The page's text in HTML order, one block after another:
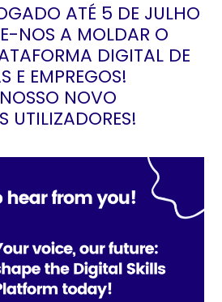
ATÉ 5 DE JULHO
NOS A MOLDAR O
DIGITAL DE
E EMPREGOS!
NOVO
UTILIZADORES!